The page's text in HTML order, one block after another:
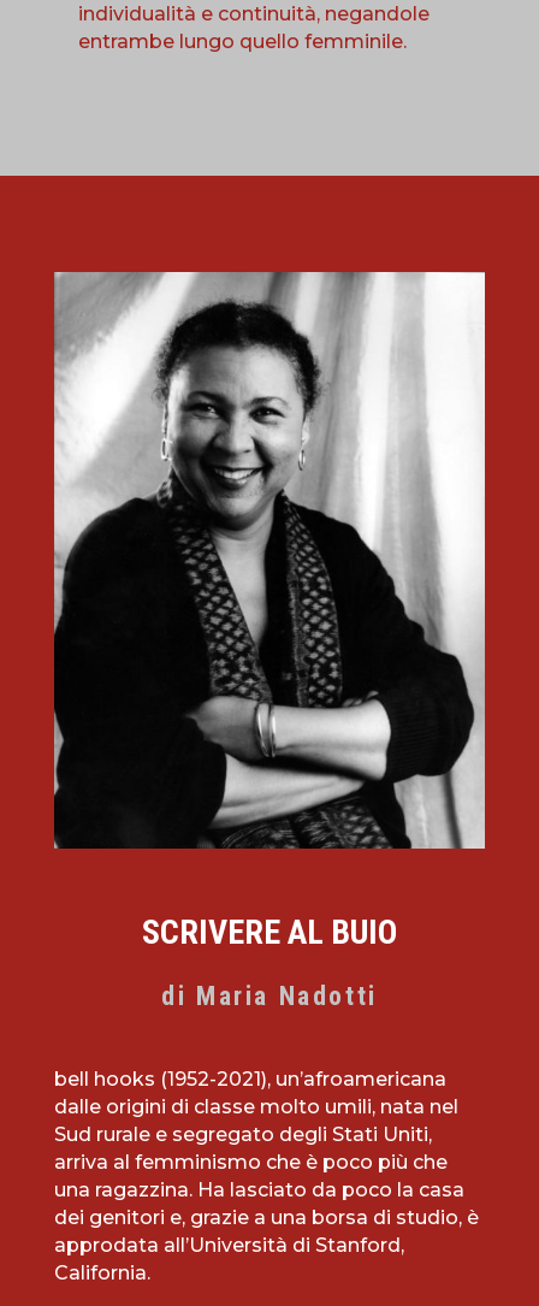
individualità e continuità, negandole
entrambe lungo quello femminile.
SCRIVERE AL BUIO
di Maria Nadotti
bell hooks (1952-2021), un’afroamericana
dalle origini di classe molto umili, nata nel
Sud rurale e segregato degli Stati Uniti,
arriva al femminismo che è poco più che
una ragazzina. Ha lasciato da poco la casa
dei genitori e, grazie a una borsa di studio, è
approdata all’Università di Stanford,
California.